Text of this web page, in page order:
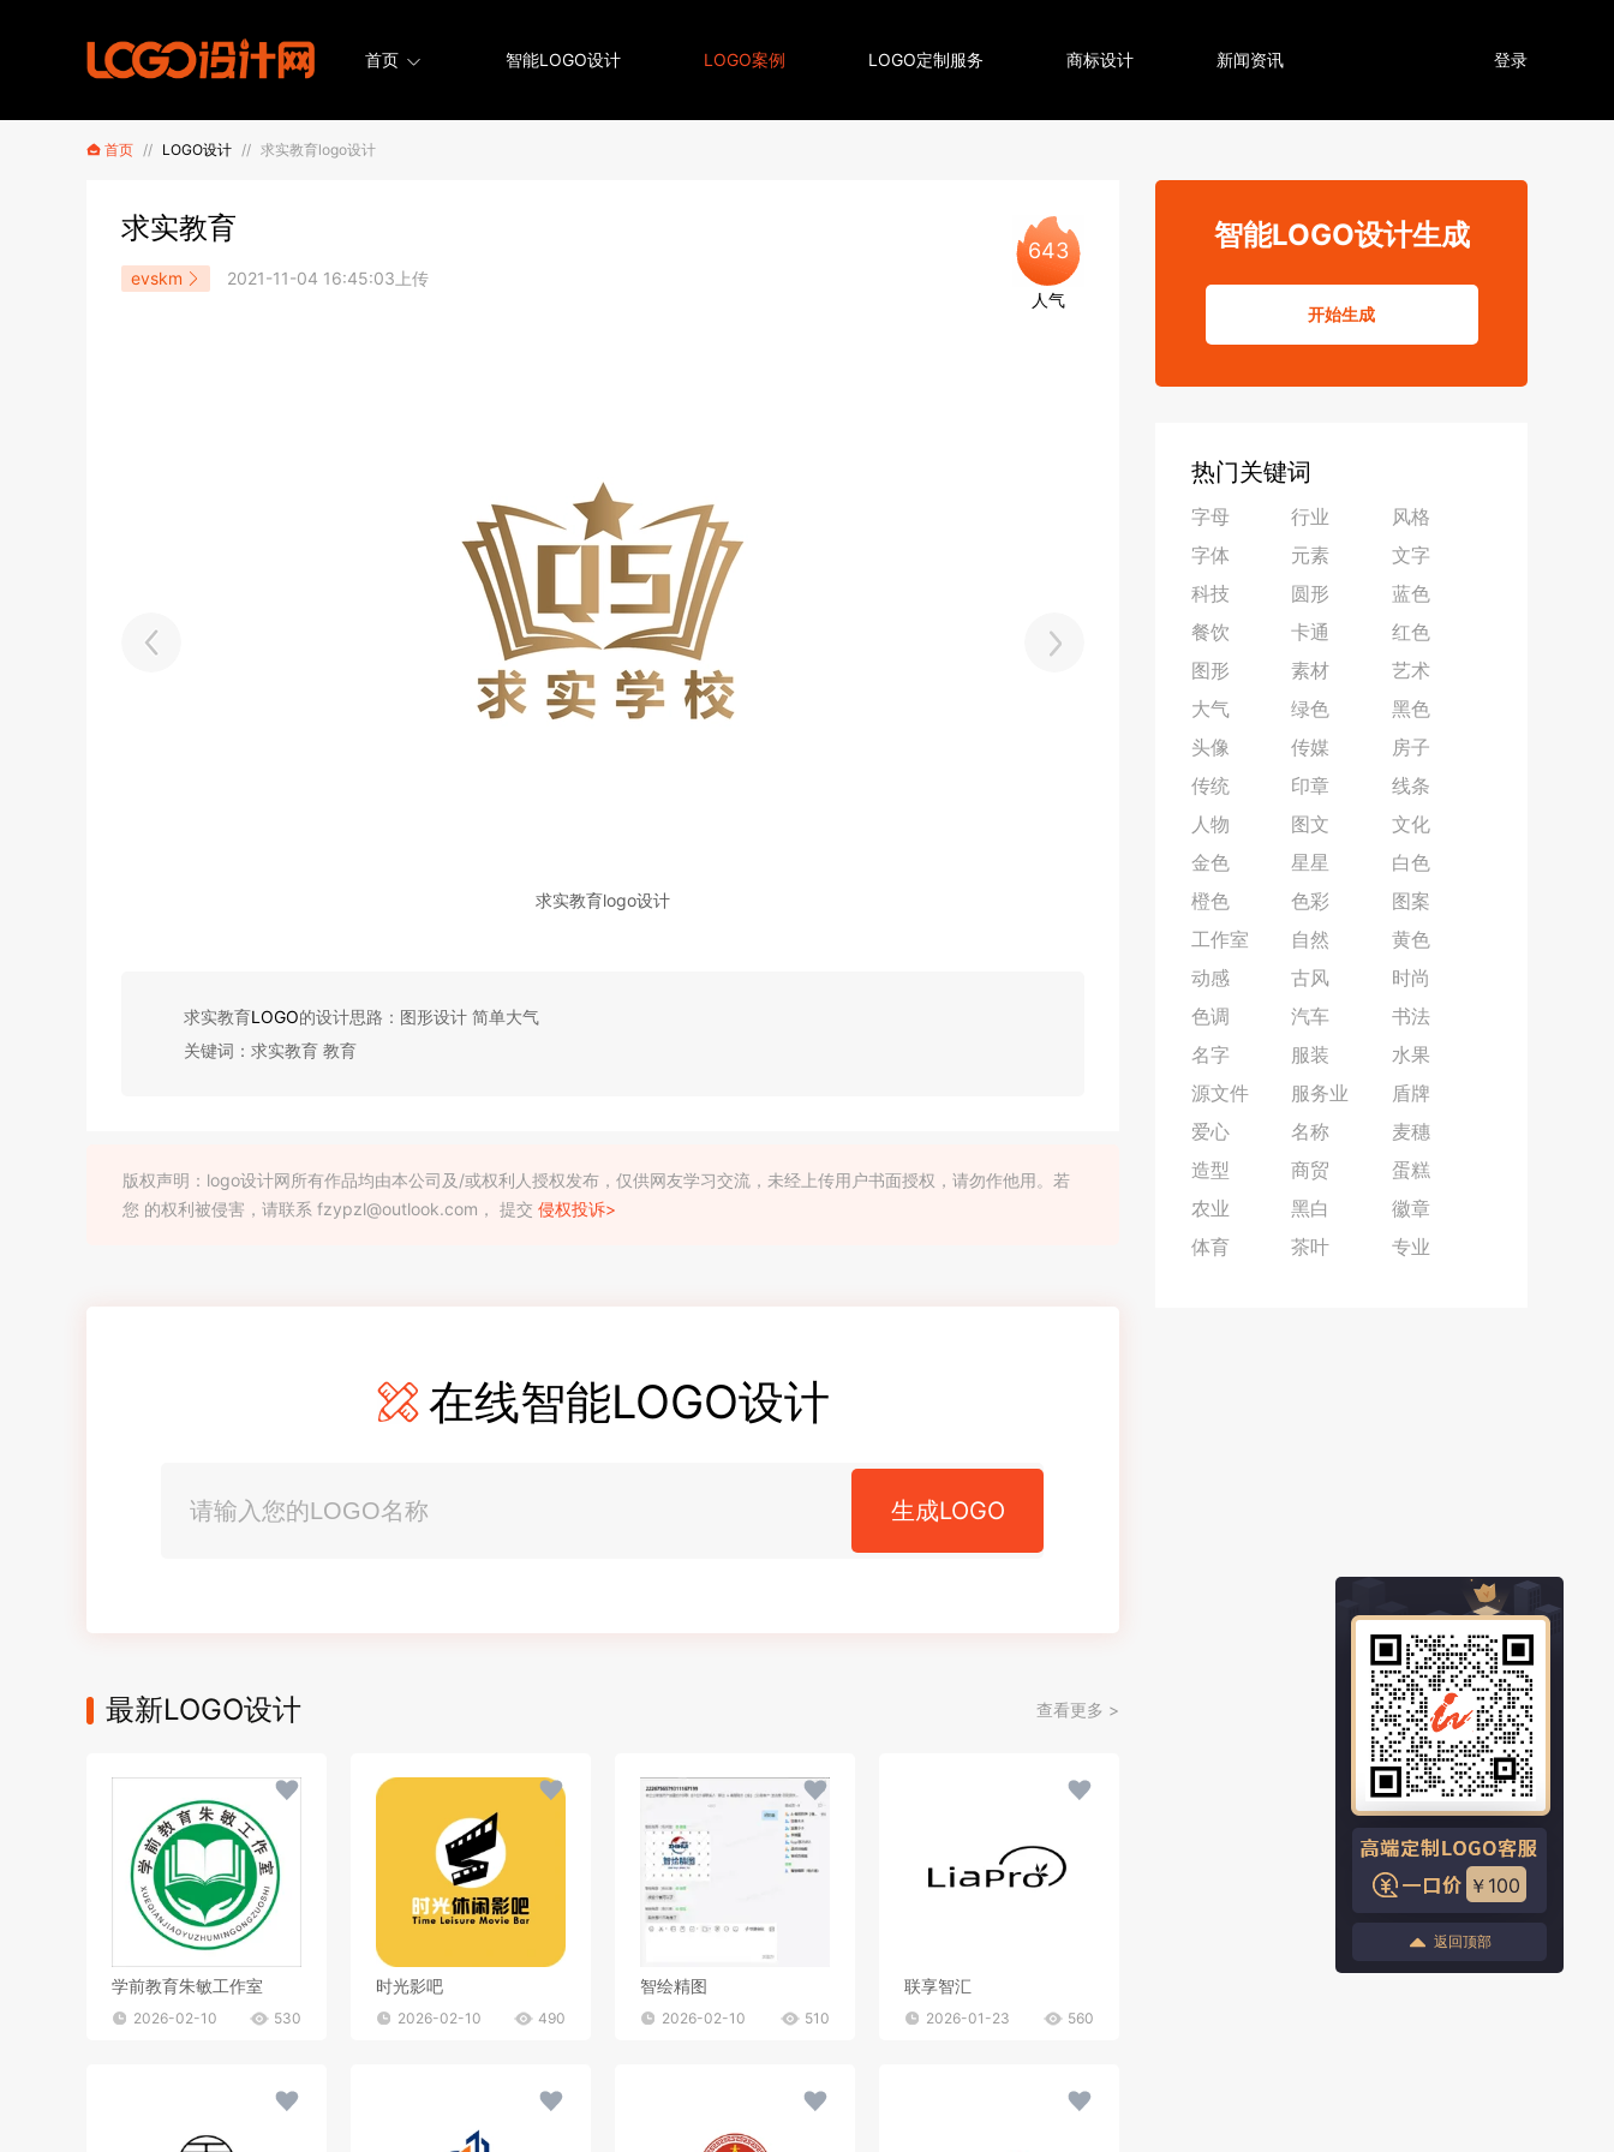
首页 智能LOGO设计 LOGO案例 LOGO定制服务 商标设计 新闻资讯 登录
首页 // LOGO设计 // 求实教育logo设计
求实教育
evskm 2021-11-04 16:45:03上传
643
人气
求实教育logo设计
求实教育LOGO的设计思路：图形设计 简单大气
关键词：求实教育 教育
版权声明：logo设计网所有作品均由本公司及/或权利人授权发布，仅供网友学习交流，未经上传用户书面授权，请勿作他用。若
您 的权利被侵害，请联系 fzypzl@outlook.com， 提交 侵权投诉>
在线智能LOGO设计
生成LOGO
最新LOGO设计 查看更多 >
学前教育朱敏工作室
2026-02-10 530
时光影吧
2026-02-10 490
智绘精图
2026-02-10 510
联享智汇
2026-01-23 560
智能LOGO设计生成
开始生成
热门关键词
字母 行业
风格
字体
元素
文字
科技
圆形
蓝色
餐饮
卡通
红色
图形
素材
艺术
大气
绿色
黑色
头像
传媒
房子
传统
印章
线条
人物
图文
文化
金色
星星
白色
橙色
色彩
图案
工作室
自然
黄色
动感
古风
时尚
色调
汽车
书法
名字
服装
水果
源文件
服务业
盾牌
爱心
名称
麦穗
造型
商贸
蛋糕
农业
黑白
徽章
体育
茶叶 专业
￥100
返回顶部